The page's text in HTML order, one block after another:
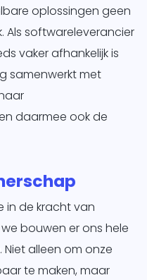
oplossingen geen
Als softwareleverancier
vaker afhankelijk is
samenwerkt met
daarmee ook de
in de kracht van
bouwen er ons hele
alleen om onze
te maken, maar